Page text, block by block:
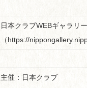
日本クラブWEBギャラリー
（https://
主催：日本クラブ